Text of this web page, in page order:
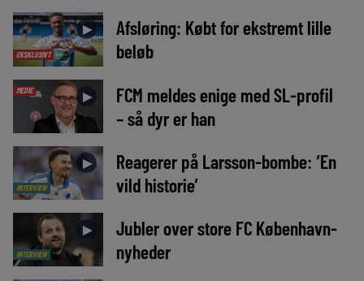
EKSKLUSIVT
►
Afsløring: Købt for ekstremt lille
beløb
MEDIE ►
FCM meldes enige med SL-profil
– så dyr er han
INTERVIEW
►
Reagerer på Larsson-bombe: ‘En
vild historie’
INTERVIEW
►
Jubler over store FC København-
nyheder